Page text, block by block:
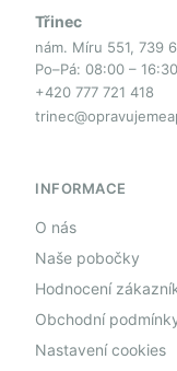
Třinec
nám. Míru 551, 739
Po–Pá: 08:00 – 16:30
+420 777 721 418
INFORMACE
O nás
Naše pobočky
Hodnocení
Obchodní
Nastavení cookies